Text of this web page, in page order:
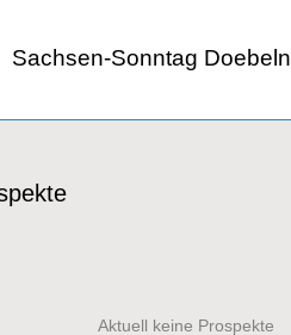
Sachsen-Sonntag Doebeln